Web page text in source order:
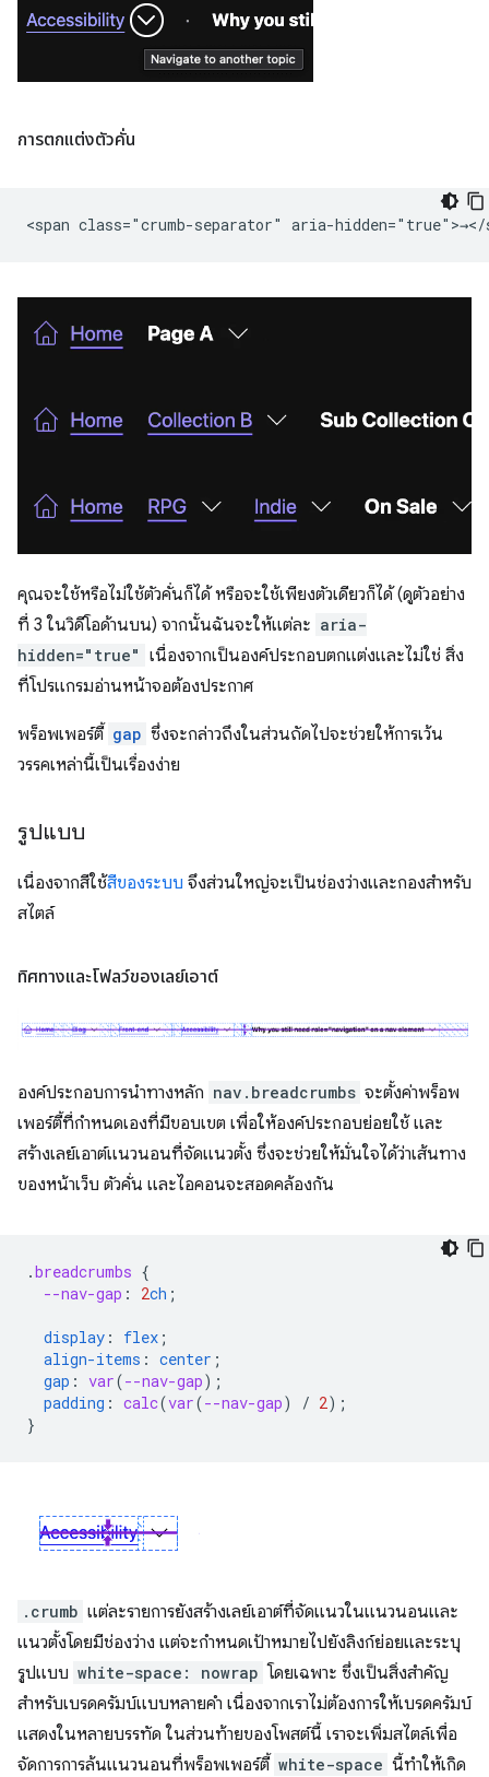
การตกแต่งตัวคั่น
คุณจะใช้หรือไม่ใช้ตัวคั่นก็ได้ หรือจะใช้เพียงตัวเดียวก็ได้ (ดูตัวอย่าง
ที่ 3 ในวิดีโอด้านบน) จากนั้นฉันจะให้แต่ละ aria-
hidden="true" เนื่องจากเป็นองค์ประกอบตกแต่งและไม่ใช่ สิ่ง
ที่โปรแกรมอ่านหน้าจอต้องประกาศ
พร็อพเพอร์ตี้ gap ซึ่งจะกล่าวถึงในส่วนถัดไปจะช่วยให้การเว้น
วรรคเหล่านี้เป็นเรื่องง่าย
รูปแบบ
เนื่องจากสีใช้สีของระบบ จึงส่วนใหญ่จะเป็นช่องว่างและกองสำหรับ
สไตล์
ทิศทางและโฟลว์ของเลย์เอาต์
องค์ประกอบการนำทางหลัก nav.breadcrumbs จะตั้งค่าพร็อพ
เพอร์ตี้ที่กำหนดเองที่มีขอบเขต เพื่อให้องค์ประกอบย่อยใช้ และ
สร้างเลย์เอาต์แนวนอนที่จัดแนวตั้ง ซึ่งจะช่วยให้มั่นใจได้ว่าเส้นทาง
ของหน้าเว็บ ตัวคั่น และไอคอนจะสอดคล้องกัน
.breadcrumbs {
--nav-gap : 2ch ;
display : flex ;
align-items : center ;
gap : var(--nav-gap);
padding : calc(var(--nav-gap) / 2);
}
.crumb แต่ละรายการยังสร้างเลย์เอาต์ที่จัดแนวในแนวนอนและ
แนวตั้งโดยมีช่องว่าง แต่จะกำหนดเป้าหมายไปยังลิงก์ย่อยและระบุ
รูปแบบ white-space: nowrap โดยเฉพาะ ซึ่งเป็นสิ่งสำคัญ
สำหรับเบรดครัมบ์แบบหลายคำ เนื่องจากเราไม่ต้องการให้เบรดครัมบ์
แสดงในหลายบรรทัด ในส่วนท้ายของโพสต์นี้ เราจะเพิ่มสไตล์เพื่อ
จัดการการล้นแนวนอนที่พร็อพเพอร์ตี้ white-space นี้ทำให้เกิด